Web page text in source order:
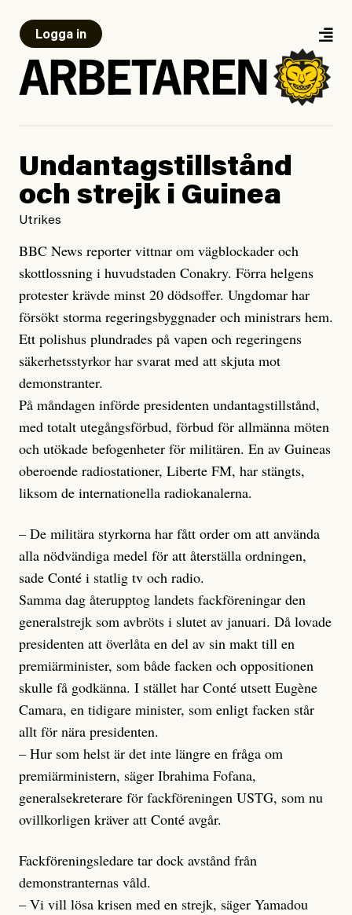
Logga in
Undantagstillstånd
och strejk i Guinea
Utrikes
BBC News reporter vittnar om vägblockader och
skottlossning i huvudstaden Conakry. Förra helgens
protester krävde minst 20 dödsoffer. Ungdomar har
försökt storma regeringsbyggnader och ministrars hem.
Ett polishus plundrades på vapen och regeringens
säkerhetsstyrkor har svarat med att skjuta mot
demonstranter.
På måndagen införde presidenten undantagstillstånd,
med totalt utegångsförbud, förbud för allmänna möten
och utökade befogenheter för militären. En av Guineas
oberoende radiostationer, Liberte FM, har stängts,
liksom de internationella radiokanalerna.
– De militära styrkorna har fått order om att använda
alla nödvändiga medel för att återställa ordningen,
sade Conté i statlig tv och radio.
Samma dag återupptog landets fackföreningar den
generalstrejk som avbröts i slutet av januari. Då lovade
presidenten att överlåta en del av sin makt till en
premiärminister, som både facken och oppositionen
skulle få godkänna. I stället har Conté utsett Eugène
Camara, en tidigare minister, som enligt facken står
allt för nära presidenten.
– Hur som helst är det inte längre en fråga om
premiärministern, säger Ibrahima Fofana,
generalsekreterare för fackföreningen USTG, som nu
ovillkorligen kräver att Conté avgår.
Fackföreningsledare tar dock avstånd från
demonstranternas våld.
– Vi vill lösa krisen med en strejk, säger Yamadou